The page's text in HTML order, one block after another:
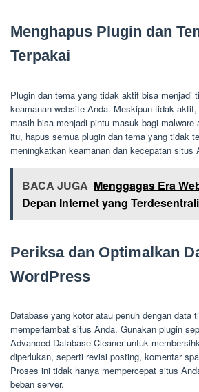
Menghapus Plugin dan
Terpakai
Plugin dan tema yang tidak aktif bisa menjadi
keamanan website Anda. Meskipun tidak
masih bisa menjadi pintu masuk bagi malware
itu, hapus semua plugin dan tema yang tidak
meningkatkan keamanan dan kecepatan situs
BACA JUGA Menggagas Era
Depan Internet yang
Periksa dan Optimalkan
WordPress
Database yang kotor atau penuh dengan data
memperlambat situs Anda. Gunakan plugin
Advanced Database Cleaner untuk
diperlukan, seperti revisi posting, komentar
Proses ini tidak hanya mempercepat situs
beban server.